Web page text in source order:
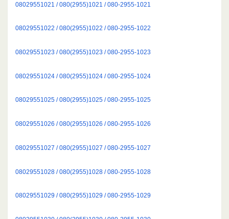
08029551021 / 080(2955)1021 / 080-2955-1021
08029551022 / 080(2955)1022 / 080-2955-1022
08029551023 / 080(2955)1023 / 080-2955-1023
08029551024 / 080(2955)1024 / 080-2955-1024
08029551025 / 080(2955)1025 / 080-2955-1025
08029551026 / 080(2955)1026 / 080-2955-1026
08029551027 / 080(2955)1027 / 080-2955-1027
08029551028 / 080(2955)1028 / 080-2955-1028
08029551029 / 080(2955)1029 / 080-2955-1029